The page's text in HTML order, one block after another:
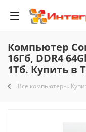
Компьютер
16Гб, DDR4
1Тб. Купить в
Все компьютеры.